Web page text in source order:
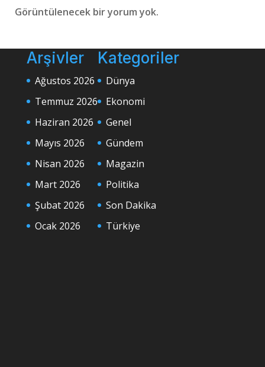
Görüntülenecek bir yorum yok.
Arşivler
Ağustos 2026
Temmuz 2026
Haziran 2026
Mayıs 2026
Nisan 2026
Mart 2026
Şubat 2026
Ocak 2026
Kategoriler
Dünya
Ekonomi
Genel
Gündem
Magazin
Politika
Son Dakika
Türkiye